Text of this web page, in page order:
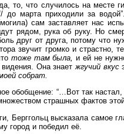
то, что случилось на месте
до марта приходили за
сам заставляет нас
рядом, рука об руку. Но
друг от друга, потому что
звучит громко и страстно,
тоже там была, и ей не
видения. Она знаетжгучий вкус
собрат.
обобщение: “…Вот так
страшных фактов
Берггольц высказала самое
город и победил её.